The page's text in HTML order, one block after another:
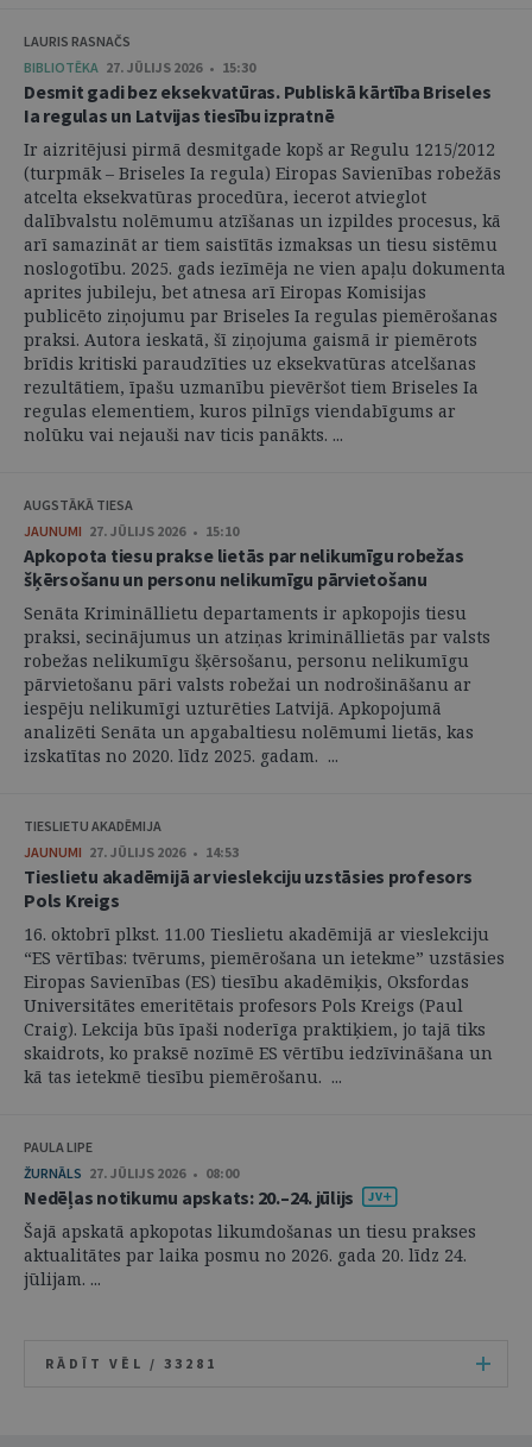
LAURIS RASNAČS
BIBLIOTĒKA 27. JŪLIJS 2026 • 15:30
Desmit gadi bez eksekvatūras. Publiskā kārtība Briseles
Ia regulas un Latvijas tiesību izpratnē
Ir aizritējusi pirmā desmitgade kopš ar Regulu 1215/2012
(turpmāk – Briseles Ia regula) Eiropas Savienības robežās
atcelta eksekvatūras procedūra, iecerot atvieglot
dalībvalstu nolēmumu atzīšanas un izpildes procesus, kā
arī samazināt ar tiem saistītās izmaksas un tiesu sistēmu
noslogotību. 2025. gads iezīmēja ne vien apaļu dokumenta
aprites jubileju, bet atnesa arī Eiropas Komisijas
publicēto ziņojumu par Briseles Ia regulas piemērošanas
praksi. Autora ieskatā, šī ziņojuma gaismā ir piemērots
brīdis kritiski paraudzīties uz eksekvatūras atcelšanas
rezultātiem, īpašu uzmanību pievēršot tiem Briseles Ia
regulas elementiem, kuros pilnīgs viendabīgums ar
nolūku vai nejauši nav ticis panākts. ...
AUGSTĀKĀ TIESA
JAUNUMI 27. JŪLIJS 2026 • 15:10
Apkopota tiesu prakse lietās par nelikumīgu robežas
šķērsošanu un personu nelikumīgu pārvietošanu
Senāta Krimināllietu departaments ir apkopojis tiesu
praksi, secinājumus un atziņas krimināllietās par valsts
robežas nelikumīgu šķērsošanu, personu nelikumīgu
pārvietošanu pāri valsts robežai un nodrošināšanu ar
iespēju nelikumīgi uzturēties Latvijā. Apkopojumā
analizēti Senāta un apgabaltiesu nolēmumi lietās, kas
izskatītas no 2020. līdz 2025. gadam. ...
TIESLIETU AKADĒMIJA
JAUNUMI 27. JŪLIJS 2026 • 14:53
Tieslietu akadēmijā ar vieslekciju uzstāsies profesors
Pols Kreigs
16. oktobrī plkst. 11.00 Tieslietu akadēmijā ar vieslekciju
“ES vērtības: tvērums, piemērošana un ietekme” uzstāsies
Eiropas Savienības (ES) tiesību akadēmiķis, Oksfordas
Universitātes emeritētais profesors Pols Kreigs (Paul
Craig). Lekcija būs īpaši noderīga praktiķiem, jo tajā tiks
skaidrots, ko praksē nozīmē ES vērtību iedzīvināšana un
kā tas ietekmē tiesību piemērošanu. ...
PAULA LIPE
ŽURNĀLS 27. JŪLIJS 2026 • 08:00
Nedēļas notikumu apskats: 20.–24. jūlijs
Šajā apskatā apkopotas likumdošanas un tiesu prakses
aktualitātes par laika posmu no 2026. gada 20. līdz 24.
jūlijam. ...
RĀDĪT VĒL / 33281